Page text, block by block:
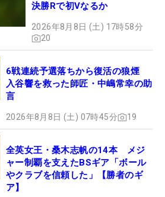
決勝Rで初Vなるか
2026年8月8日 (土) 17時58分
20
6戦連続予選落ちから復活の狼煙
入谷響を救った師匠・中嶋常幸の助
言
2026年8月8日 (土) 07時45分 19
全英女王・桑木志帆の14本 メジ
ャー制覇を支えたBSギア「ボール
やクラブを信頼した」【勝者のギ
ア】